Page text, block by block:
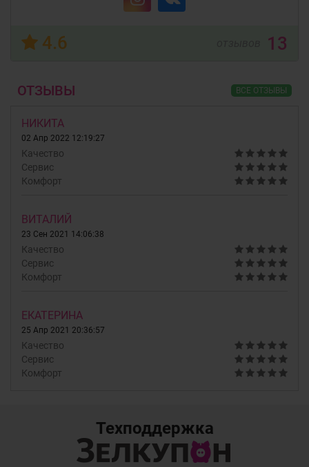
4.6 13
ОТЗЫВЫ ВСЕ ОТЗЫВЫ
НИКИТА
02 Апр 2022 12:19:27
Качество
Сервис
Комфорт
ВИТАЛИЙ
23 Сен 2021 14:06:38
Качество
Сервис
Комфорт
ЕКАТЕРИНА
25 Апр 2021 20:36:57
Качество
Сервис
Комфорт
Техподдержка